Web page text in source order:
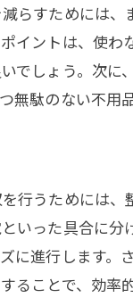
らすためには
イントは、使
でしょう。次
無駄のない不用
行うためには
いった具合に
に進行します
ることで、効率